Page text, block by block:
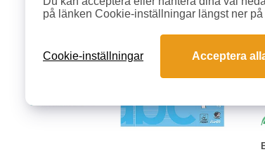
på länken Cookie-inställningar längst ner på
Cookie-inställningar Acceptera